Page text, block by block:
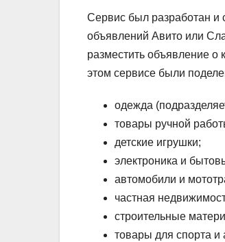
Сервис был разработан и
объявлений Авито или
разместить объявление о
этом сервисе были
одежда
товары ручной
детские игрушки;
электроника и
автомобили и
частная
строительные
товары для спорта и